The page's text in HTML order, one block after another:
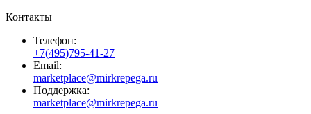
Контакты
Телефон:
+7(495)795-41-27
Email:
marketplace@mirkrepega.ru
Поддержка:
marketplace@mirkrepega.ru